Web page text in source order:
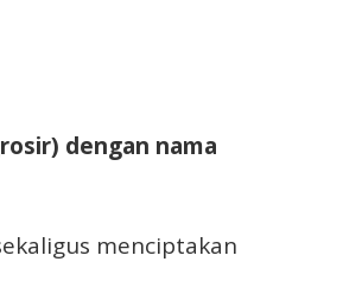
dengan nama
menciptakan